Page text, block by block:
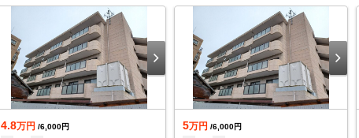
4.8万円 /6,000円
5万円 /6,000円